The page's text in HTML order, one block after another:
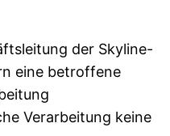
der Skyline-
eine betroffene
Verarbeitung keine